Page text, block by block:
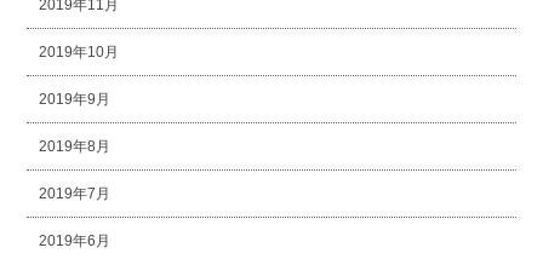
2019年11月
2019年10月
2019年9月
2019年8月
2019年7月
2019年6月